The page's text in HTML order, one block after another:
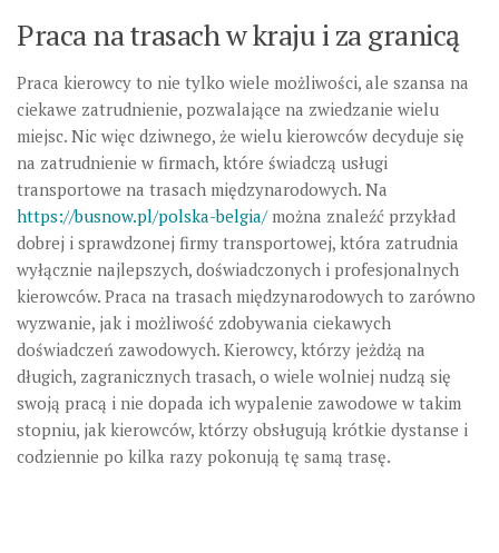
Praca na trasach w kraju i za granicą
Praca kierowcy to nie tylko wiele możliwości, ale szansa na
ciekawe zatrudnienie, pozwalające na zwiedzanie wielu
miejsc. Nic więc dziwnego, że wielu kierowców decyduje się
na zatrudnienie w firmach, które świadczą usługi
transportowe na trasach międzynarodowych. Na
https://busnow.pl/polska-belgia/można znaleźć przykład
dobrej i sprawdzonej firmy transportowej, która zatrudnia
wyłącznie najlepszych, doświadczonych i profesjonalnych
kierowców. Praca na trasach międzynarodowych to zarówno
wyzwanie, jak i możliwość zdobywania ciekawych
doświadczeń zawodowych. Kierowcy, którzy jeżdżą na
długich, zagranicznych trasach, o wiele wolniej nudzą się
swoją pracą i nie dopada ich wypalenie zawodowe w takim
stopniu, jak kierowców, którzy obsługują krótkie dystanse i
codziennie po kilka razy pokonują tę samą trasę.